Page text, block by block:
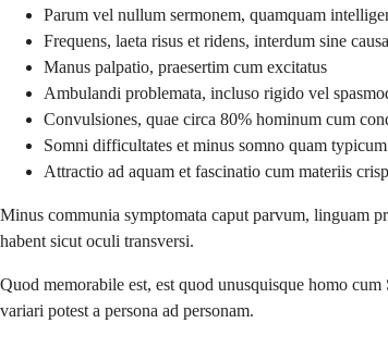
Parum vel nullum sermonem, quamquam
Frequens, laeta risus et ridens, interdum sine
Manus palpatio, praesertim cum excitatus
Ambulandi problemata, incluso rigido vel
Convulsiones, quae circa 80% hominum cum
Somni difficultates et minus somno quam typicum
Attractio ad aquam et fascinatio cum materiis
Minus communia symptomata caput parvum, linguam
habent sicut oculi transversi.
Quod memorabile est, est quod unusquisque homo
variari potest a persona ad personam.